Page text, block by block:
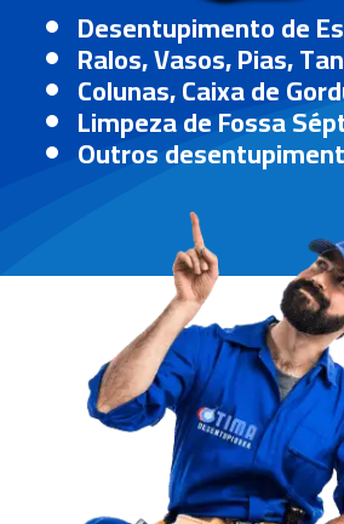
Desentupimento de
Ralos, Vasos, Pias,
Colunas, Caixa de
Limpeza de Fossa
Outros